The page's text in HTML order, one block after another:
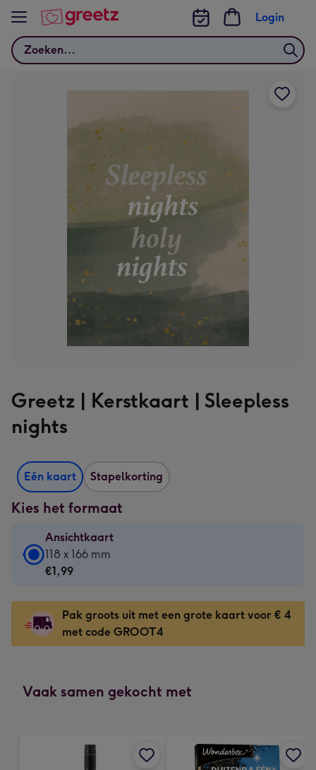
Bekijk meer
Zoeken
Login
Greetz | Kerstkaart | Sleepless
nights
Eén kaart Stapelkorting
Kies het formaat
Ansichtkaart
Ansichtkaart
-
-
118
x
-
118 x 166 mm
€1,99
Pak groots uit met een grote kaart voor € 4
met code GROOT4
Vaak samen gekocht met